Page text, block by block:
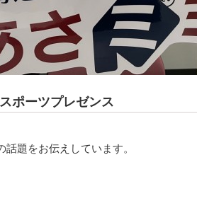
ポーツプレゼンス
題をお伝えしています。